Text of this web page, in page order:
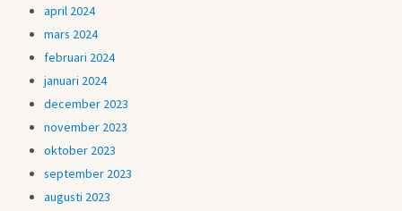
april 2024
mars 2024
februari 2024
januari 2024
december 2023
november 2023
oktober 2023
september 2023
augusti 2023